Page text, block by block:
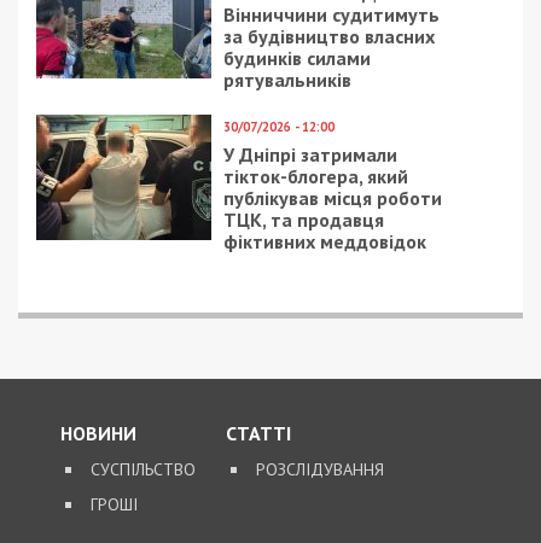
5/08/2026 - 13:24
У Хмельницькому директора мовної школи
підозрюють у розбещенні учениць
ПОПУЛЯРНІ НОВИНИ